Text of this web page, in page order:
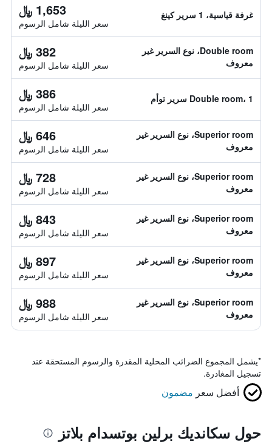
غرفة قياسية، 1 سرير كينغ 1,653 ﷼
سعر الليلة شامل الرسوم
Double room، نوع السرير غير
معروف
382 ﷼
سعر الليلة شامل الرسوم
Double room، 1 سرير توأم 386 ﷼
سعر الليلة شامل الرسوم
Superior room، نوع السرير غير
معروف
646 ﷼
سعر الليلة شامل الرسوم
Superior room، نوع السرير غير
معروف
728 ﷼
سعر الليلة شامل الرسوم
Superior room، نوع السرير غير
معروف
843 ﷼
سعر الليلة شامل الرسوم
Superior room، نوع السرير غير
معروف
897 ﷼
سعر الليلة شامل الرسوم
Superior room، نوع السرير غير
معروف
988 ﷼
سعر الليلة شامل الرسوم
*يشمل المجموع الضرائب المحلية المقدرة والرسوم المستحقة عند
تسجيل المغادرة.
أفضل سعر مضمون
حول سكانديك برلين بوتسدام بلاتز